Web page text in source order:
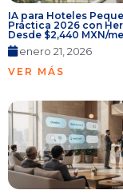
IA para Hoteles
Práctica 2026 con
Desde $2,440 MXN/
enero 21, 2026
VER MÁS